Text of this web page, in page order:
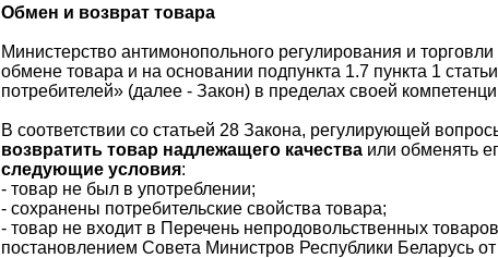
Обмен и возврат товара
Министерство антимонопольного регулирования и
обмене товара и на основании подпункта 1.7 пункта 1
потребителей» (далее - Закон) в пределах своей
В соответствии со статьей 28 Закона, регулирующей
возвратить товар надлежащего качества или обменять
следующие условия:
- товар не был в употреблении;
- сохранены потребительские свойства товара;
- товар не входит в Перечень непродовольственных
постановлением Совета Министров Республики Беларусь